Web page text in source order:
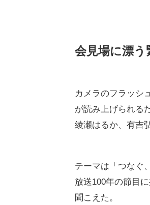
会見場に漂う
カメラのフラッシ
が読み上げられる
綾瀬はるか、有吉
テーマは「つなぐ
放送100年の節目
聞こえた。